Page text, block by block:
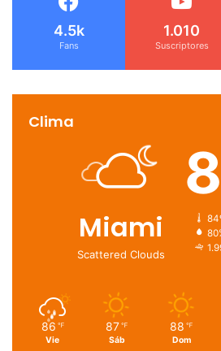
4.5k
Fans
1.010
Suscriptores
Clima
Miami
Scattered Clouds
86 ℉
Vie
87 ℉
Sáb
88 ℉
Dom